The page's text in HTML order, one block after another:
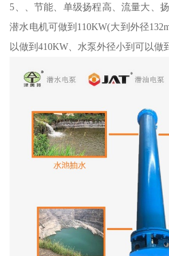
5、、节能、单级扬程高、流量大、
潜水电机可做到110KW(大到外径
以做到410KW、水泵外径小到可以做